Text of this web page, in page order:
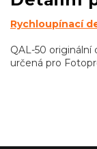
Rychloupínací
QAL-50 originální
určená pro